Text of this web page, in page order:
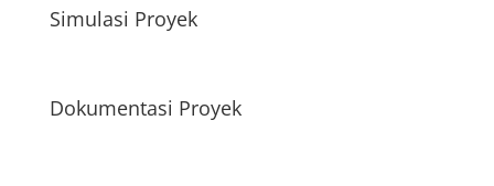
Simulasi Proyek
Dokumentasi Proyek